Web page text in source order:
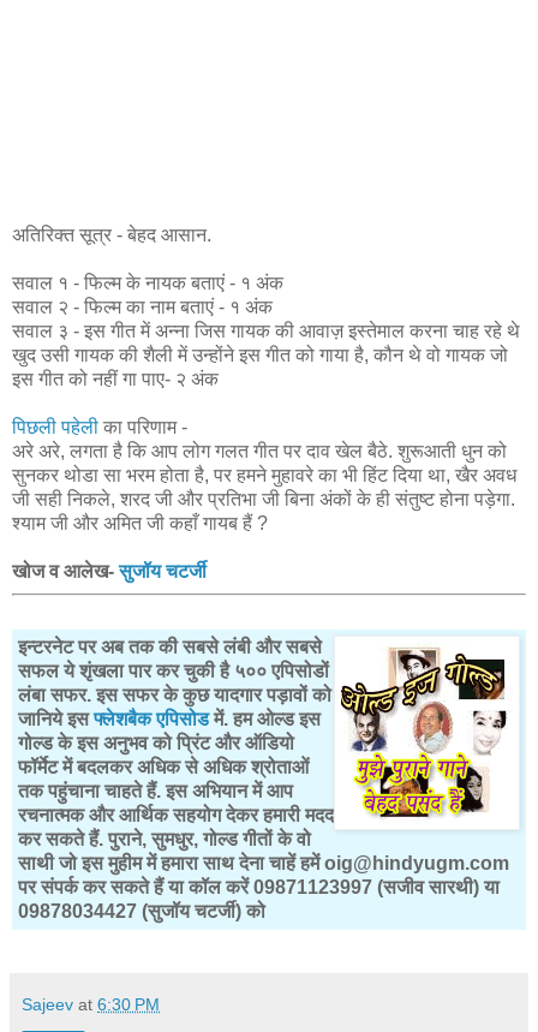
अतिरिक्त सूत्र - बेहद आसान.
सवाल १ - फिल्म के नायक बताएं - १ अंक
सवाल २ - फिल्म का नाम बताएं - १ अंक
सवाल ३ - इस गीत में अन्ना जिस गायक की आवाज़ इस्तेमाल करना चाह रहे थे
खुद उसी गायक की शैली में उन्होंने इस गीत को गाया है, कौन थे वो गायक जो
इस गीत को नहीं गा पाए- २ अंक
पिछली पहेली का परिणाम -
अरे अरे, लगता है कि आप लोग गलत गीत पर दाव खेल बैठे. शुरूआती धुन को
सुनकर थोडा सा भरम होता है, पर हमने मुहावरे का भी हिंट दिया था, खैर अवध
जी सही निकले, शरद जी और प्रतिभा जी बिना अंकों के ही संतुष्ट होना पड़ेगा.
श्याम जी और अमित जी कहाँ गायब हैं ?
खोज व आलेख-सुजॉय चटर्जी
इन्टरनेट पर अब तक की सबसे लंबी और सबसे
सफल ये शृंखला पार कर चुकी है ५०० एपिसोडों
लंबा सफर. इस सफर के कुछ यादगार पड़ावों को
जानिये इसफ्लेशबैक एपिसोडमें. हम ओल्ड इस
गोल्ड के इस अनुभव को प्रिंट और ऑडियो
फॉर्मेट में बदलकर अधिक से अधिक श्रोताओं
तक पहुंचाना चाहते हैं. इस अभियान में आप
रचनात्मक और आर्थिक सहयोग देकर हमारी मदद
कर सकते हैं. पुराने, सुमधुर, गोल्ड गीतों के वो
साथी जो इस मुहीम में हमारा साथ देना चाहें हमें oig@hindyugm.com
पर संपर्क कर सकते हैं या कॉल करें 09871123997 (सजीव सारथी) या
09878034427 (सुजॉय चटर्जी) को
Sajeev at 6:30 PM